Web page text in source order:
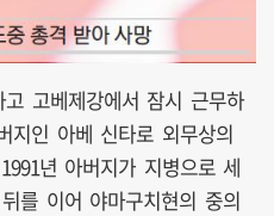
고베제강에서 잠시 근무하
지인 아베 신타로 외무상의
년 아버지가 지병으로 세
를 이어 야마구치현의 중의